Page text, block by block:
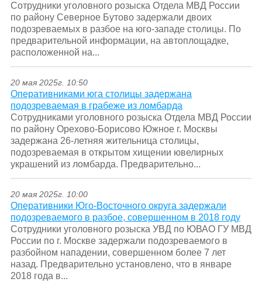
Сотрудники уголовного розыска Отдела МВД России
по району Северное Бутово задержали двоих
подозреваемых в разбое на юго-западе столицы. По
предварительной информации, на автоплощадке,
расположенной на...
20 мая 2025г. 10:50
Оперативниками юга столицы задержана
подозреваемая в грабеже из ломбарда
Сотрудниками уголовного розыска Отдела МВД России
по району Орехово-Борисово Южное г. Москвы
задержана 26-летняя жительница столицы,
подозреваемая в открытом хищении ювелирных
украшений из ломбарда. Предварительно...
20 мая 2025г. 10:00
Оперативники Юго-Восточного округа задержали
подозреваемого в разбое, совершенном в 2018 году
Сотрудники уголовного розыска УВД по ЮВАО ГУ МВД
России по г. Москве задержали подозреваемого в
разбойном нападении, совершенном более 7 лет
назад. Предварительно установлено, что в январе
2018 года в...